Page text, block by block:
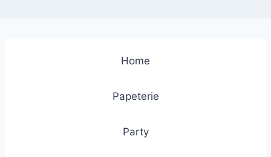
Home
Papeterie
Party